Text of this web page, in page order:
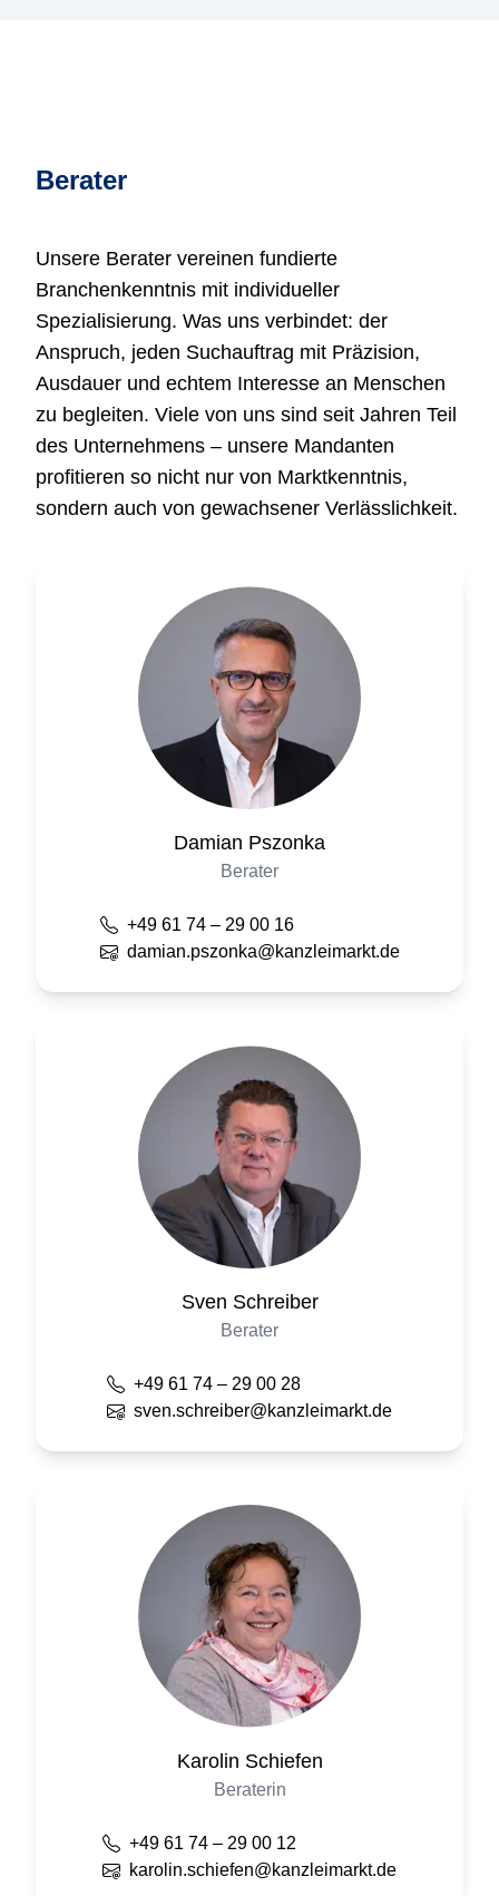
Berater
Unsere Berater vereinen fundierte
Branchenkenntnis mit individueller
Spezialisierung. Was uns verbindet: der
Anspruch, jeden Suchauftrag mit Präzision,
Ausdauer und echtem Interesse an Menschen
zu begleiten. Viele von uns sind seit Jahren Teil
des Unternehmens – unsere Mandanten
profitieren so nicht nur von Marktkenntnis,
sondern auch von gewachsener Verlässlichkeit.
Damian Pszonka
Berater
+49 61 74 – 29 00 16
damian.pszonka@kanzleimarkt.de
Sven Schreiber
Berater
+49 61 74 – 29 00 28
sven.schreiber@kanzleimarkt.de
Karolin Schiefen
Beraterin
+49 61 74 – 29 00 12
karolin.schiefen@kanzleimarkt.de